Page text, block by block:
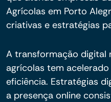
Agrícolas em Porto
criativas e estratégias
A transformação digital
agrícolas tem
eficiência. Estratégias
a presença online